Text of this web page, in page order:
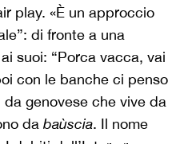
play. «È un approccio
di fronte a una
suoi: “Porca vacca, vai
con le banche ci penso
genovese che vive da
da baùscia. Il nome